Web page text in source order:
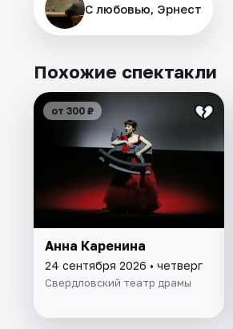
С любовью, Эрнест
Похожие спектакли
от 300 ₽
Анна Каренина
24 сентября 2026 • четверг
Свердловский театр драмы